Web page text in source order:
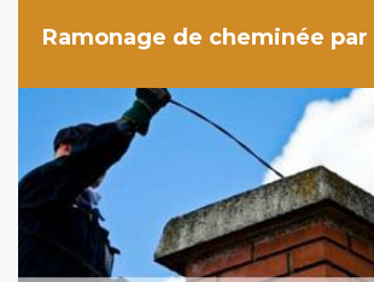
Ramonage de cheminée par